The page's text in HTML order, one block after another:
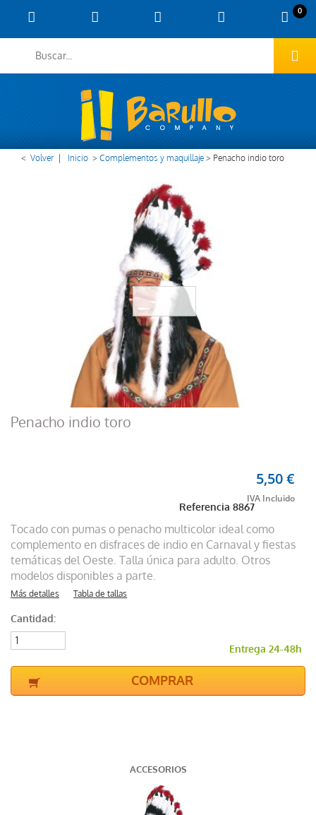
0
< Volver Inicio >Complementos y maquillaje> Penacho indio toro
Penacho indio toro
Referencia8867
5,50 €
Tocado con pumas o penacho multicolor ideal como
complemento en disfraces de indio en Carnaval y fiestas
temáticas del Oeste. Talla única para adulto. Otros
modelos disponibles a parte.
Más detalles Tabla de tallas
Cantidad:
Entrega 24-48h
COMPRAR
ACCESORIOS